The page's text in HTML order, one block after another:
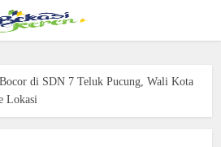
di SDN 7 Teluk Pucung, Wali Kota
Lokasi